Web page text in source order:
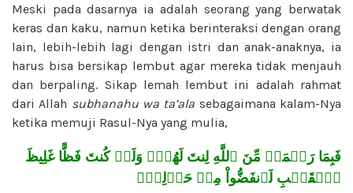
Meski pada dasarnya ia adalah seorang yang berwatak
keras dan kaku, namun ketika berinteraksi dengan orang
lain, lebih-lebih lagi dengan istri dan anak-anaknya, ia
harus bisa bersikap lembut agar mereka tidak menjauh
dan berpaling. Sikap lemah lembut ini adalah rahmat
dari Allah subhanahu wa ta’ala sebagaimana kalam-Nya
ketika memuji Rasul-Nya yang mulia,
فَبِمَا رَحۡمَةٖ مِّنَ ٱللَّهِ لِنتَ لَهُمۡۖ وَلَوۡ كُنتَ فَظًّا غَلِيظَ
ٱلۡقَلۡبِ لَٱنفَضُّواْ مِنۡ حَوۡلِكَۖ